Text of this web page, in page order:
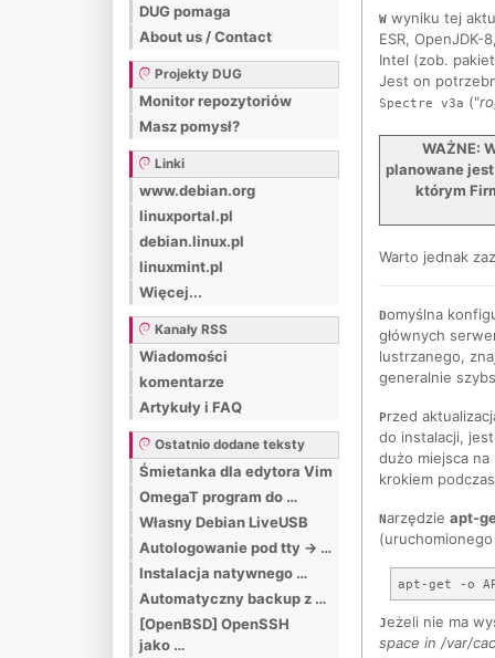
DUG pomaga
About us / Contact
Projekty DUG
Monitor repozytoriów
Masz pomysł?
Linki
www.debian.org
linuxportal.pl
debian.linux.pl
linuxmint.pl
Więcej...
Kanały RSS
Wiadomości
komentarze
Artykuły i FAQ
Ostatnio dodane teksty
Śmietanka dla edytora Vim
OmegaT program do …
Własny Debian LiveUSB
Autologowanie pod tty -> …
Instalacja natywnego …
Automatyczny backup z …
[OpenBSD] OpenSSH
jako …
W wyniku tej
ESR,
Intel (zob.
Jest on
Spectre v3a ("
WAŻNE:
planowane
którym
Warto jednak
Domyślna
głównych
lustrzanego,
generalnie
Przed
do instalacji,
dużo miejsca
krokiem
Narzędzie apt-
Jeżeli nie ma
space in /var/